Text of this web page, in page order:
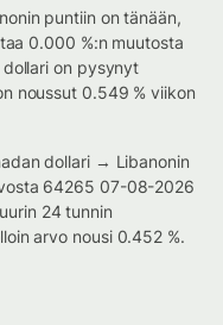
puntiin on tänään,
0.000 %:n muutosta
dollari on pysynyt
noussut 0.549 % viikon
dollari → Libanonin
64265 07-08-2026
24 tunnin
arvo nousi 0.452 %.